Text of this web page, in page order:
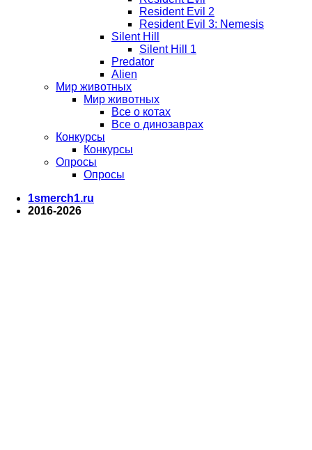
Resident Evil 2
Resident Evil 3: Nemesis
Silent Hill
Silent Hill 1
Predator
Alien
Мир животных
Мир животных
Все о котах
Все о динозаврах
Конкурсы
Конкурсы
Опросы
Опросы
1smerch1.ru
2016-2026